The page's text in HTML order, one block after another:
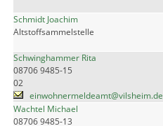
Schmidt Joachim
Altstoffsammelstelle
Schwinghammer Rita
08706 9485-15
02
einwohnermeldeamt@vilsheim.de
Wachtel Michael
08706 9485-13